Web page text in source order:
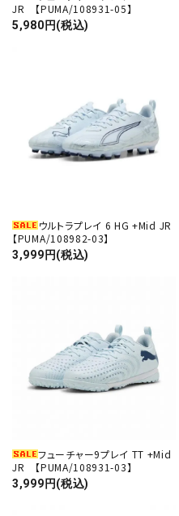
JR 【PUMA/108931-05】
5,980円(税込)
ウルトラプレイ 6 HG +Mid JR
【PUMA/108982-03】
3,999円(税込)
フューチャー9プレイ TT +Mid
JR 【PUMA/108931-03】
3,999円(税込)